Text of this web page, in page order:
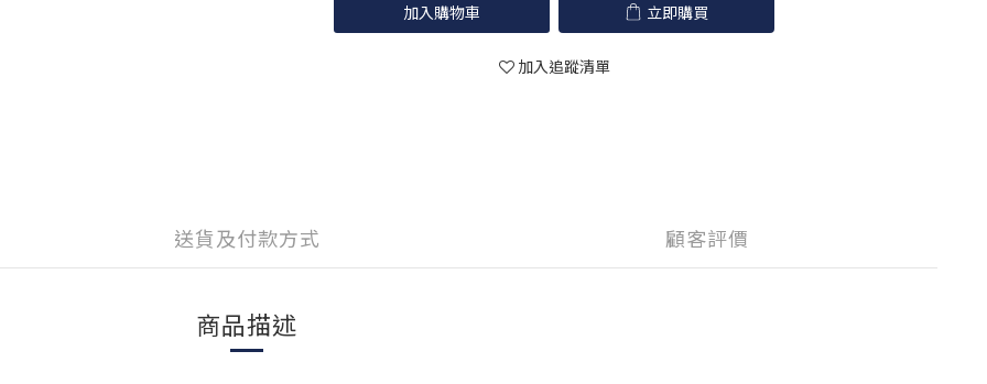
加入購物車 立即購買
加入追蹤清單
送貨及付款方式 顧客評價
商品描述